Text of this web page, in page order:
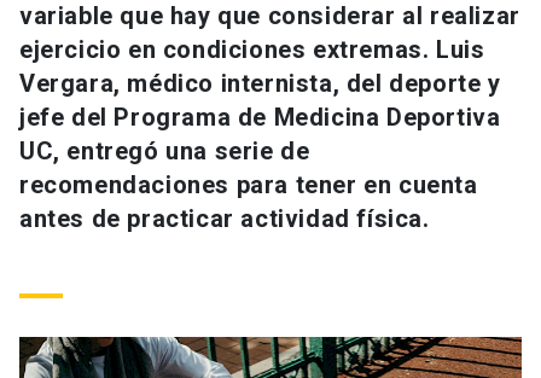
Estudiantes
Académicos
Personal
Alumni launch
ACCESOS DIRECTOS
Admisión launch
launch
Correo UC launch
Medios
Donaciones launch
variable que hay que considerar al realizar
ejercicio en condiciones extremas. Luis
Vergara, médico internista, del deporte y
jefe del Programa de Medicina Deportiva
UC, entregó una serie de
recomendaciones para tener en cuenta
antes de practicar actividad física.